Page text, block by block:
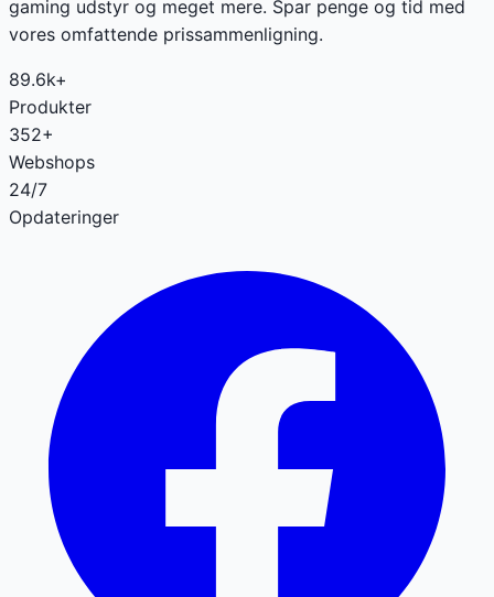
gaming udstyr og meget mere. Spar penge og tid med
vores omfattende prissammenligning.
89.6k+
Produkter
352+
Webshops
24/7
Opdateringer